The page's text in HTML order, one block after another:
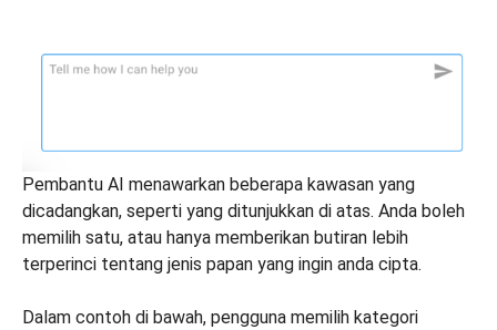
Pembantu AI menawarkan beberapa kawasan yang
dicadangkan, seperti yang ditunjukkan di atas. Anda boleh
memilih satu, atau hanya memberikan butiran lebih
terperinci tentang jenis papan yang ingin anda cipta.
Dalam contoh di bawah, pengguna memilih kategori